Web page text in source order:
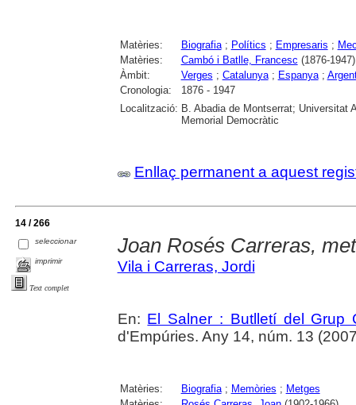
Matèries: Biografia; Polítics ; Empresaris ;
Matèries:
Cambó i Batlle, Francesc (1876-1947)
Àmbit:
Verges ; Catalunya; Espanya;
Cronologia:
1876 - 1947
Localització: B. Abadia de Montserrat; Universitat
Memorial Democràtic
Enllaç permanent a aquest
14 / 266
seleccionar
imprimir
Text complet
Joan Rosés Carreras,
Vila i Carreras, Jordi
En: El Salner : Butlletí del Grup
d'Empúries. Any 14, núm. 13
Matèries: Biografia; Memòries ; Metges